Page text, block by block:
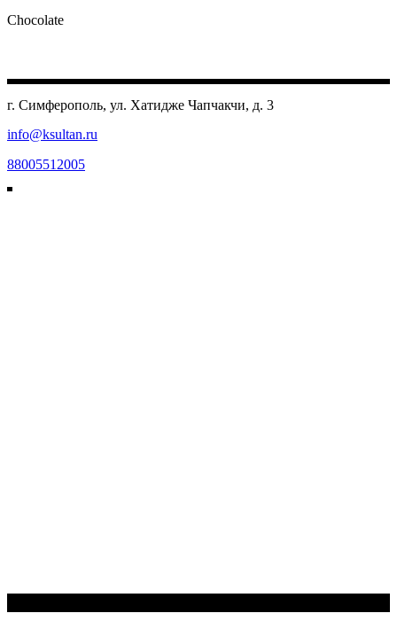
Chocolate
г. Симферополь, ул. Хатидже Чапчакчи, д. 3
info@ksultan.ru
88005512005